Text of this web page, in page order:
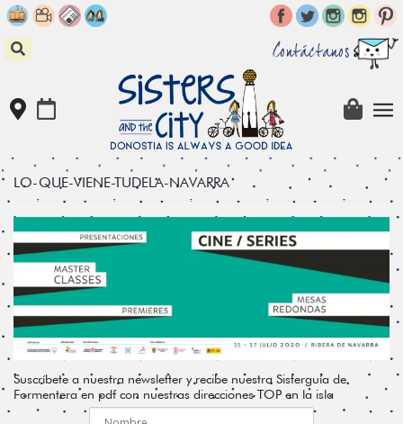
Skip
to
content
Contáctanos
LO-QUE-VIENE-TUDELA-NAVARRA
Suscríbete a nuestra newsletter y recibe nuestra Sisterguía de
Formentera en pdf con nuestras direcciones TOP en la isla